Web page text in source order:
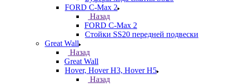
FORD C-Max 2
Назад
FORD C-Max 2
Стойки SS20 передней подвески
Great Wall
Назад
Great Wall
Hover, Hover H3, Hover H5
Назад